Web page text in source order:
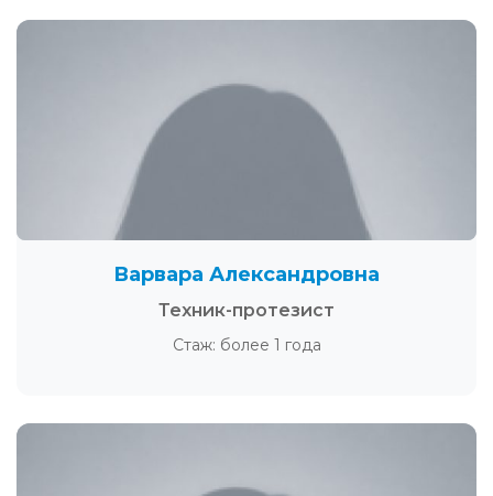
Варвара Александровна
Техник-протезист
Стаж: более 1 года